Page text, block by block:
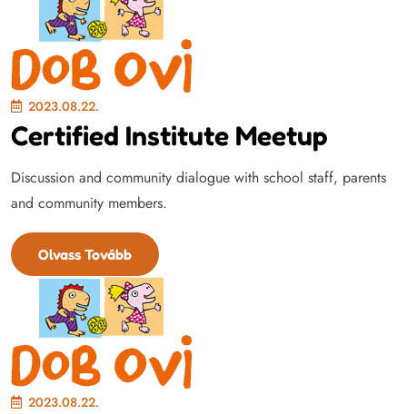
2023.08.22.
Certified Institute Meetup
Discussion and community dialogue with school staff, parents
and community members.
Olvass Tovább
2023.08.22.